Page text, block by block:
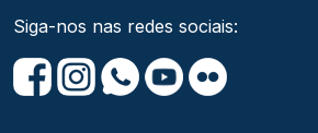
Siga-nos nas redes sociais: